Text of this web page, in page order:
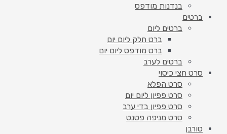
בנדנות מודפס
ברטים
ברטים ליום
ברט חלק ליום יום
ברט מודפס ליום יום
ברטים לערב
סרט חצי כיסוי
סרט הפלא
סרט פפיון ליום יום
סרט פפיון בדי ערב
סרט מניפה פטנט
טורבן